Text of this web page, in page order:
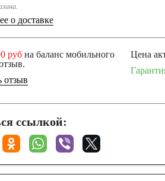
о доставке
рубна баланс мобильного
отзыв
Цена
ссылкой: